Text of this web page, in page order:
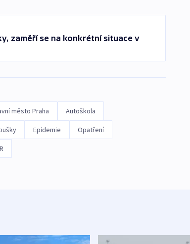
zaměří se na konkrétní situace v
město Praha Autoškola
Epidemie Opatření